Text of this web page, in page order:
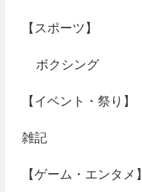
【スポーツ】
ボクシング
【イベント・祭り】
雑記
【ゲーム・エンタメ】